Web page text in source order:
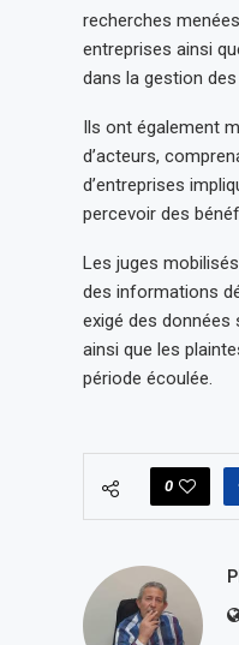
recherches
entreprises ainsi
dans la gestion
Ils ont également
d’acteurs,
d’entreprises
percevoir des
Les juges
des informations
exigé des données
ainsi que les
période écoulée.
0